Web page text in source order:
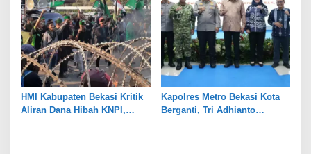
HMI Kabupaten Bekasi Kritik
Aliran Dana Hibah KNPI,
Kapolres Metro Bekasi Kota
Berganti, Tri Adhianto